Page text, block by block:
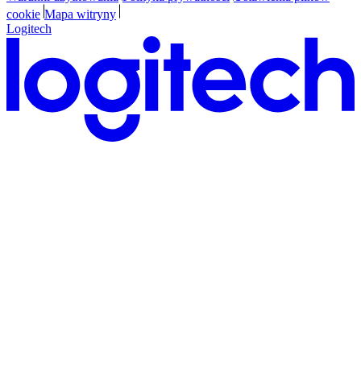
cookie Mapa witryny
Logitech